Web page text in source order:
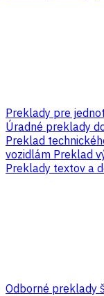
Preklady pre
Úradné preklady
Preklad
vozidlám Preklad
Preklady textov a
Odborné preklady